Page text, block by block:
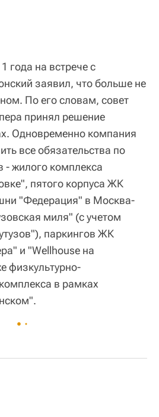
года на встрече с
заявил, что больше не
По его словам, совет
принял решение
Одновременно компания
все обязательства по
- жилого комплекса
пятого корпуса ЖК
"Федерация" в Москва-
миля" (с учетом
паркингов ЖК
и "Wellhouse на
физкультурно-
в рамках